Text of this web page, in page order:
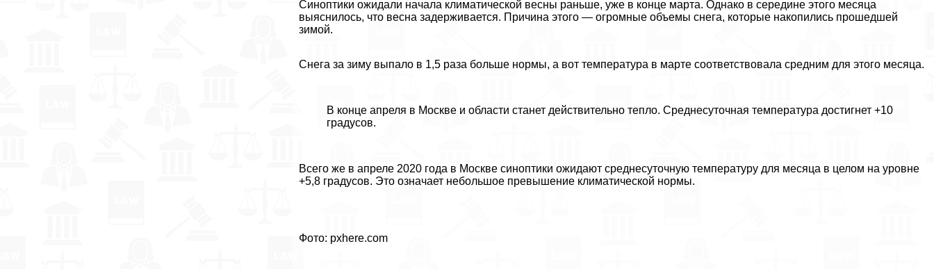
Синоптики ожидали начала климатической весны раньше, уже в конце марта. Однако в середине этого месяца
выяснилось, что весна задерживается. Причина этого — огромные объемы снега, которые накопились прошедшей
зимой.
Снега за зиму выпало в 1,5 раза больше нормы, а вот температура в марте соответствовала средним для этого месяца.
В конце апреля в Москве и области станет действительно тепло. Среднесуточная температура достигнет +10
градусов.
Всего же в апреле 2020 года в Москве синоптики ожидают среднесуточную температуру для месяца в целом на уровне
+5,8 градусов. Это означает небольшое превышение климатической нормы.
Фото: pxhere.com